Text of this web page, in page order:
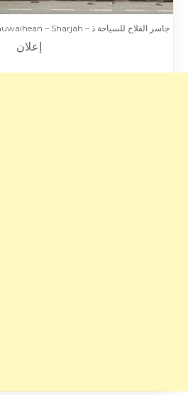
جاسر الفلاح للسياحة ذ – United Arab Emirates|Al Shuwaihean – Sharjah
إعلان